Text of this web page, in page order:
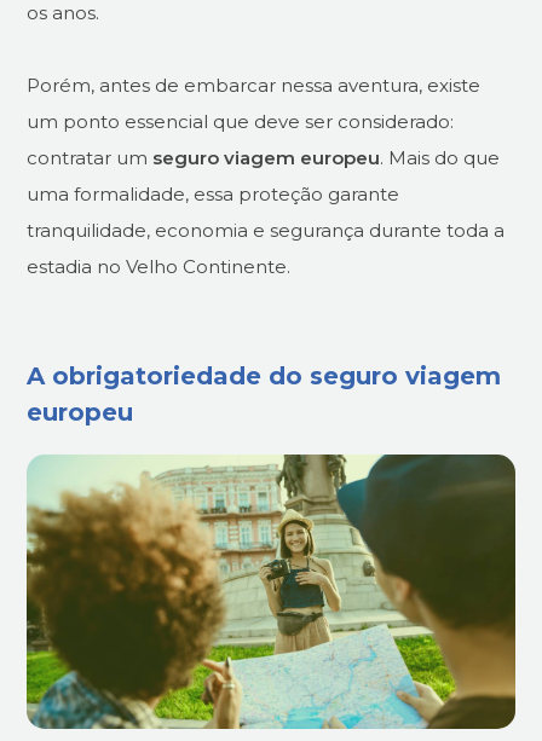
os anos.
Porém, antes de embarcar nessa aventura, existe
um ponto essencial que deve ser considerado:
contratar um seguro viagem europeu. Mais do que
uma formalidade, essa proteção garante
tranquilidade, economia e segurança durante toda a
estadia no Velho Continente.
A obrigatoriedade do seguro viagem
europeu